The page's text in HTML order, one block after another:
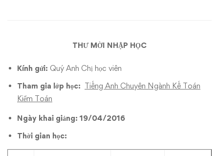
Toán
THƯ MỜI NHẬP HỌC
Kính gửi: Quý Anh Chị học viên
Tham gia lớp học: Tiếng Anh Chuyên Ngành Kế Toán
Kiểm Toán
Ngày khai giảng: 19/04/2016
Thời gian học: